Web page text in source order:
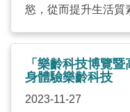
慾，從而提升生活質
常生活的困難；還試
以在家中與治療師
測、認知及復康等訓
訓練系統吸引不少長
「樂齡科技博覽
身體驗樂齡科技
2023-11-27